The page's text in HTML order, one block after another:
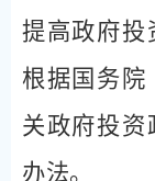
提高政府投
根据国务院
关政府投资
办法。